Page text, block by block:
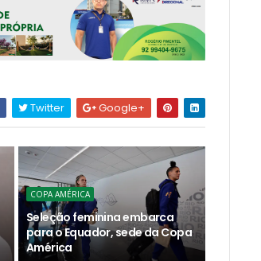
Twitter Google+
COPA AMÉRICA
Seleção feminina embarca
para o Equador, sede da Copa
América